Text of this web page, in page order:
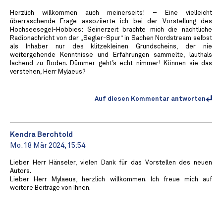
Herzlich willkommen auch meinerseits! – Eine vielleicht
überraschende Frage assoziierte ich bei der Vorstellung des
Hochseesegel-Hobbies: Seinerzeit brachte mich die nächtliche
Radionachricht von der „Segler-Spur“ in Sachen Nordstream selbst
als Inhaber nur des klitzekleinen Grundscheins, der nie
weitergehende Kenntnisse und Erfahrungen sammelte, lauthals
lachend zu Boden. Dümmer geht’s echt nimmer! Können sie das
verstehen, Herr Mylaeus?
Auf diesen Kommentar antworten
Kendra Berchtold
Mo. 18 Mär 2024, 15:54
Lieber Herr Hänseler, vielen Dank für das Vorstellen des neuen
Autors.
Lieber Herr Mylaeus, herzlich willkommen. Ich freue mich auf
weitere Beiträge von Ihnen.